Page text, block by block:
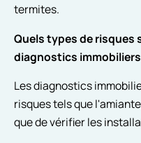
termites.
Quels types de
diagnostics
Les diagnostics
risques tels que
que de vérifier les